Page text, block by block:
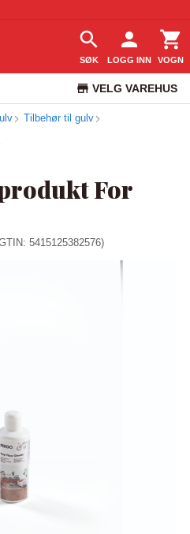
SØK LOGG INN VOGN
VELG VAREHUS
KUNDESERVICE
Tilbehør til gulv
For
5415125382576)